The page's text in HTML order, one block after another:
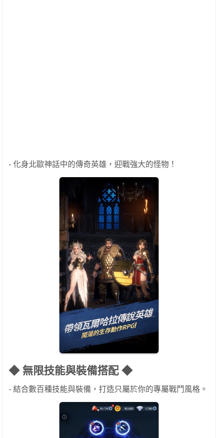
- 化身北歐神話中的傳奇英雄，迎戰強大的怪物！
◆ 無限技能與裝備搭配 ◆
- 結合數百種技能與裝備，打造只屬於你的專屬戰鬥風格。